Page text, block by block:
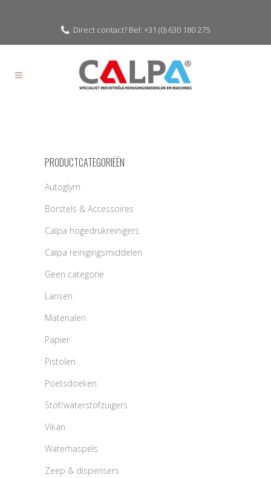
Direct contact? Bel: +31 (0) 630 180 275
PRODUCTCATEGORIEËN
Autoglym
Borstels & Accessoires
Calpa hogedrukreinigers
Calpa reinigingsmiddelen
Geen categorie
Lansen
Materialen
Papier
Pistolen
Poetsdoeken
Stof/waterstofzuigers
Vikan
Waterhaspels
Zeep & dispensers